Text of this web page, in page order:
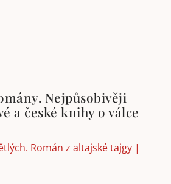
Nejpůsobivěji
a české knihy o válce